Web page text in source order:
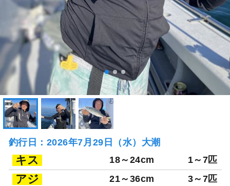
釣行日：2026年7月29日（水）大潮
キス 18～24cm 1～7匹
アジ 21～36cm 3～7匹